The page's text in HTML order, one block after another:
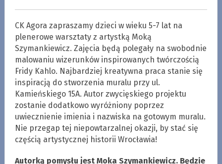
CK Agora zapraszamy dzieci w wieku 5-7 lat na
plenerowe warsztaty z artystką Moką
Szymankiewicz. Zajęcia będą polegały na swobodnie
malowaniu wizerunków inspirowanych twórczością
Fridy Kahlo. Najbardziej kreatywna praca stanie się
inspiracją do stworzenia muralu przy ul.
Kamieńskiego 15A. Autor zwycięskiego projektu
zostanie dodatkowo wyróżniony poprzez
uwiecznienie imienia i nazwiska na gotowym muralu.
Nie przegap tej niepowtarzalnej okazji, by stać się
częścią artystycznej historii Wrocławia!
Autorką pomysłu jest Moka Szymankiewicz. Będzie